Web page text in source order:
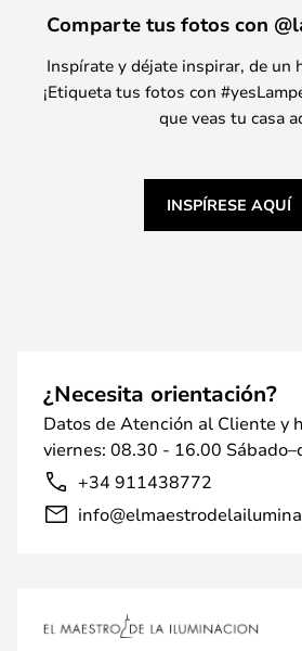
Comparte tus fotos con
Inspírate y déjate inspirar, de un
¡Etiqueta tus fotos con
que veas tu casa
INSPÍRESE AQUÍ
¿Necesita orientación?
Datos de Atención al Cliente y
viernes: 08.30 - 16.00
+34 911438772